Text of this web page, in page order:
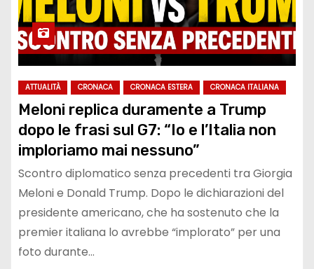
ATTUALITÀ CRONACA CRONACA ESTERA CRONACA ITALIANA
Meloni replica duramente a Trump
dopo le frasi sul G7: “Io e l’Italia non
imploriamo mai nessuno”
Scontro diplomatico senza precedenti tra Giorgia
Meloni e Donald Trump. Dopo le dichiarazioni del
presidente americano, che ha sostenuto che la
premier italiana lo avrebbe “implorato” per una
foto durante…